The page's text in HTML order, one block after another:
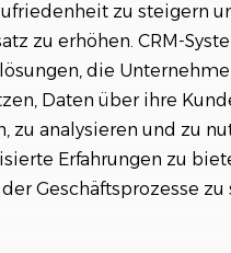
zu steigern
zu erhöhen. CRM-
die
Daten über ihre
zu analysieren und zu
Erfahrungen zu
Geschäftsprozesse zu